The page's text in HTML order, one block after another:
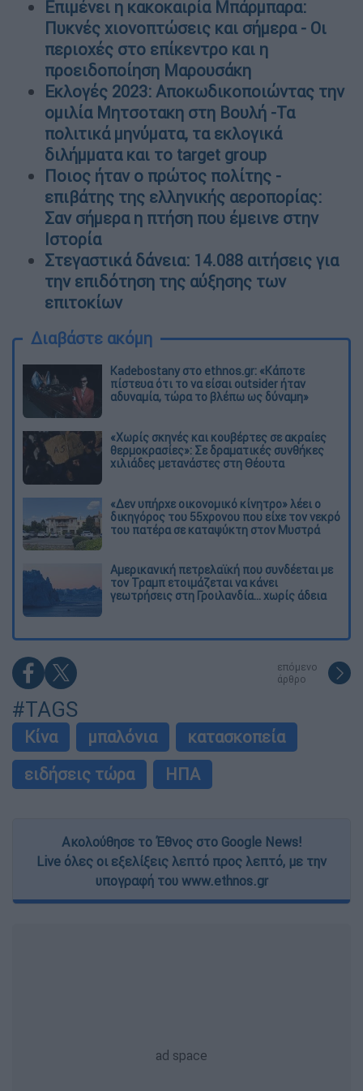
Επιμένει η κακοκαιρία Μπάρμπαρα:
Πυκνές χιονοπτώσεις και σήμερα - Οι
περιοχές στο επίκεντρο και η
προειδοποίηση Μαρουσάκη
Εκλογές 2023: Αποκωδικοποιώντας την
ομιλία Μητσοτακη στη Βουλή -Τα
πολιτικά μηνύματα, τα εκλογικά
διλήμματα και το target group
Ποιος ήταν ο πρώτος πολίτης -
επιβάτης της ελληνικής αεροπορίας:
Σαν σήμερα η πτήση που έμεινε στην
Ιστορία
Στεγαστικά δάνεια: 14.088 αιτήσεις για
την επιδότηση της αύξησης των
επιτοκίων
Διαβάστε ακόμη
Kadebostany στο ethnos.gr: «Κάποτε
πίστευα ότι το να είσαι outsider ήταν
αδυναμία, τώρα το βλέπω ως δύναμη»
«Χωρίς σκηνές και κουβέρτες σε ακραίες
θερμοκρασίες»: Σε δραματικές συνθήκες
χιλιάδες μετανάστες στη Θέουτα
«Δεν υπήρχε οικονομικό κίνητρο» λέει ο
δικηγόρος του 55χρονου που είχε τον νεκρό
του πατέρα σε καταψύκτη στον Μυστρά
Αμερικανική πετρελαϊκή που συνδέεται με
τον Τραμπ ετοιμάζεται να κάνει
γεωτρήσεις στη Γροιλανδία... χωρίς άδεια
επόμενο
άρθρο
#TAGS
Κίνα μπαλόνια
κατασκοπεία
ειδήσεις τώρα
ΗΠΑ
Ακολούθησε το Έθνος στο Google News!
Live όλες οι εξελίξεις λεπτό προς λεπτό, με την
υπογραφή του www.ethnos.gr